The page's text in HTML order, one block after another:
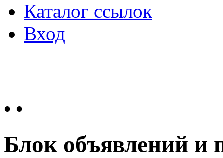
Каталог ссылок
Вход
• •
Блок объявлений и